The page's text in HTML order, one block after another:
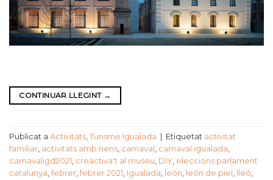
CONTINUAR LLEGINT →
Publicat a Activitats, Turisme Igualada Etiquetat activitat
familiar, activitats amb nens, carnaval , carnaval igualada,
carnavaligd2021, creactiva't al museu, DIY, eleccions parlament
catalunya, febrer, febrer 2021, Igualada, león, león de piel , lleó,